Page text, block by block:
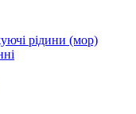
рідини (мор)